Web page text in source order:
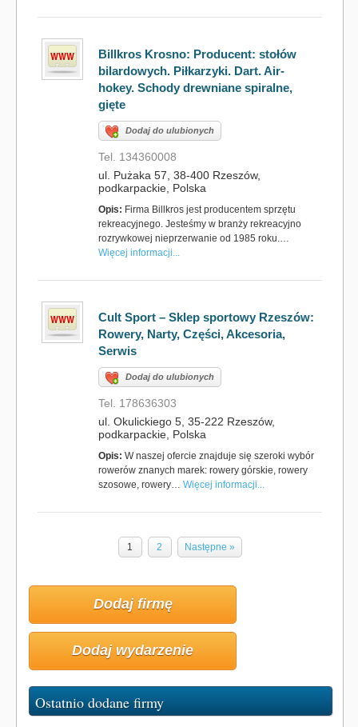
Billkros Krosno: Producent: stołów
bilardowych. Piłkarzyki. Dart. Air-
hokey. Schody drewniane spiralne,
gięte
Dodaj do ulubionych
Tel. 134360008
ul. Pużaka 57, 38-400 Rzeszów,
podkarpackie, Polska
Opis: Firma Billkros jest producentem sprzętu
rekreacyjnego. Jesteśmy w branży rekreacyjno
rozrywkowej nieprzerwanie od 1985 roku.…
Więcej informacji...
Cult Sport – Sklep sportowy Rzeszów:
Rowery, Narty, Części, Akcesoria,
Serwis
Dodaj do ulubionych
Tel. 178636303
ul. Okulickiego 5, 35-222 Rzeszów,
podkarpackie, Polska
Opis: W naszej ofercie znajduje się szeroki wybór
rowerów znanych marek: rowery górskie, rowery
szosowe, rowery… Więcej informacji...
1 2 Następne »
Dodaj firmę
Dodaj wydarzenie
Ostatnio dodane firmy